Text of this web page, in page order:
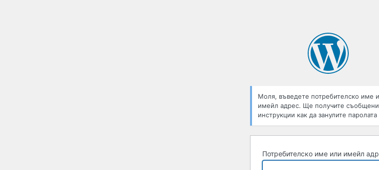
Моля, въведете потребителско име
имейл адрес. Ще получите
инструкции как да занулите паролата
Потребителско име или имейл